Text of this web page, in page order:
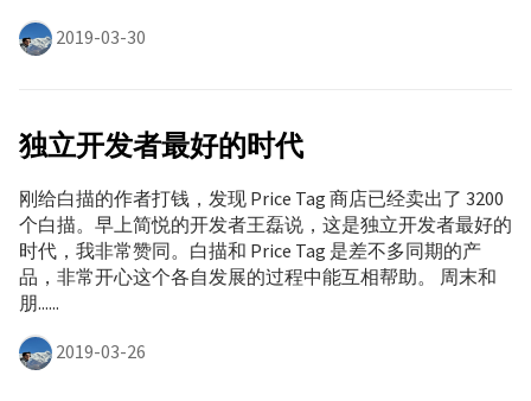
2019-03-30
独立开发者最好的时代
刚给白描的作者打钱，发现 Price Tag 商店已经卖出了 3200
个白描。早上简悦的开发者王磊说，这是独立开发者最好的
时代，我非常赞同。白描和 Price Tag 是差不多同期的产
品，非常开心这个各自发展的过程中能互相帮助。 周末和
朋......
2019-03-26